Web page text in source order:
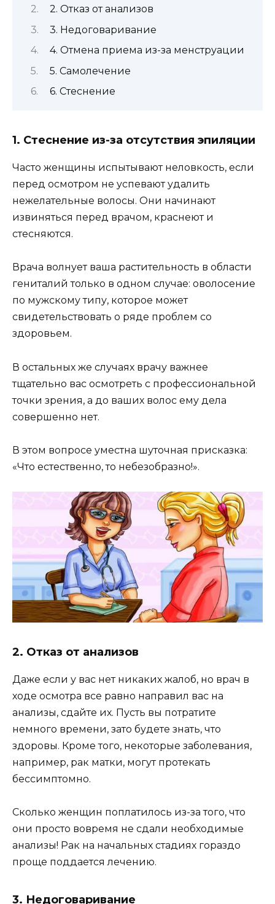
2. Отказ от анализов
3. Недоговаривание
4. Отмена приема из-за менструации
5. Самолечение
6. Стеснение
1. Стеснение из-за отсутствия эпиляции
Часто женщины испытывают неловкость, если
перед осмотром не успевают удалить
нежелательные волосы. Они начинают
извиняться перед врачом, краснеют и
стесняются.
Врача волнует ваша растительность в области
гениталий только в одном случае: оволосение
по мужскому типу, которое может
свидетельствовать о ряде проблем со
здоровьем.
В остальных же случаях врачу важнее
тщательно вас осмотреть с профессиональной
точки зрения, а до ваших волос ему дела
совершенно нет.
В этом вопросе уместна шуточная присказка:
«Что естественно, то небезобразно!».
2. Отказ от анализов
Даже если у вас нет никаких жалоб, но врач в
ходе осмотра все равно направил вас на
анализы, сдайте их. Пусть вы потратите
немного времени, зато будете знать, что
здоровы. Кроме того, некоторые заболевания,
например, рак матки, могут протекать
бессимптомно.
Сколько женщин поплатилось из-за того, что
они просто вовремя не сдали необходимые
анализы! Рак на начальных стадиях гораздо
проще поддается лечению.
3. Недоговаривание